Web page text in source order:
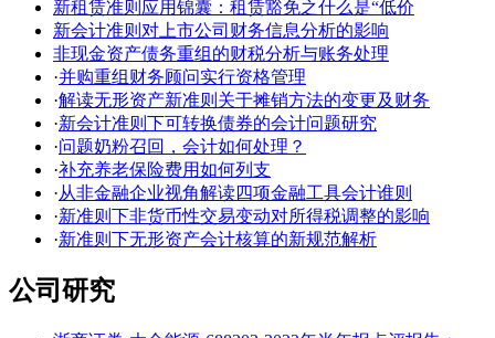
新租赁准则应用锦囊：租赁豁免之什么是“低价
新会计准则对上市公司财务信息分析的影响
非现金资产债务重组的财税分析与账务处理
·并购重组财务顾问实行资格管理
·解读无形资产新准则关于摊销方法的变更及财务
·新会计准则下可转换债券的会计问题研究
·问题奶粉召回，会计如何处理？
·补充养老保险费用如何列支
·从非金融企业视角解读四项金融工具会计谁则
·新准则下非货币性交易变动对所得税调整的影响
·新准则下无形资产会计核算的新规范解析
公司研究